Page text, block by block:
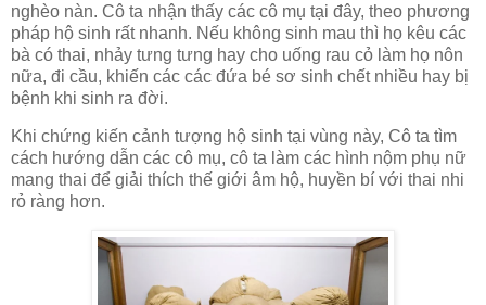
nghèo nàn. Cô ta nhận thấy các cô mụ tại đây, theo phương
pháp hộ sinh rất nhanh. Nếu không sinh mau thì họ kêu các
bà có thai, nhảy tưng tưng hay cho uống rau cỏ làm họ nôn
nữa, đi cầu, khiến các các đứa bé sơ sinh chết nhiều hay bị
bệnh khi sinh ra đời.
Khi chứng kiến cảnh tượng hộ sinh tại vùng này, Cô ta tìm
cách hướng dẫn các cô mụ, cô ta làm các hình nộm phụ nữ
mang thai để giải thích thế giới âm hộ, huyền bí với thai nhi
rỏ ràng hơn.